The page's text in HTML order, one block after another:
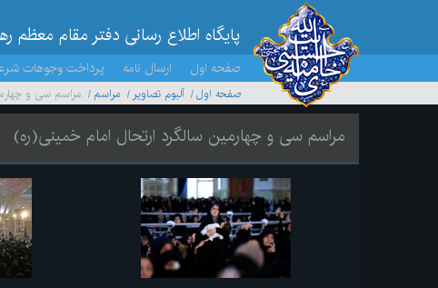
پایگاه اطلاع رسانی دفتر مقام معظم
صفحه اول ارسال نامه پرداخت وجوهات
صفحه اول آلبوم تصاویر مراسم مراسم سی و
مراسم سی و چهارمین سالگرد ارتحال امام خمینی(ره)